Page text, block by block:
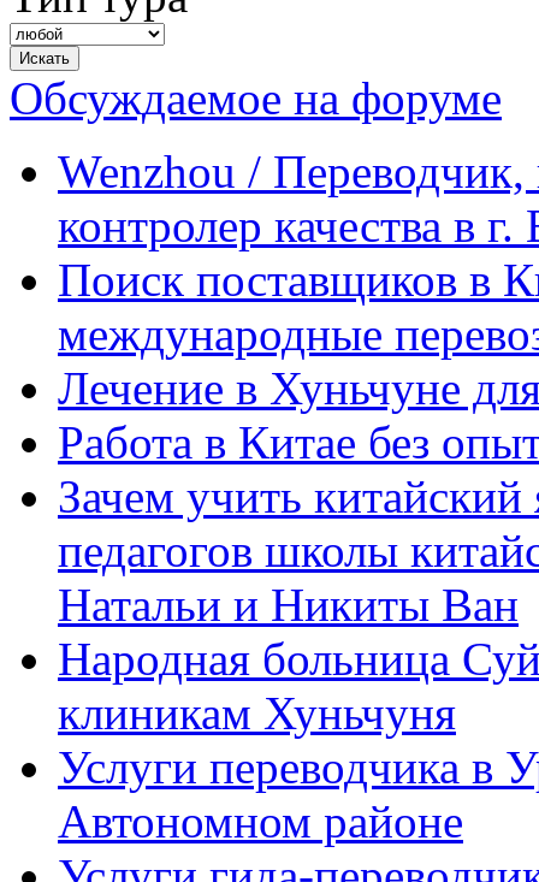
Обсуждаемое на форуме
Wenzhou / Переводчик,
контролер качества в
Поиск поставщиков в
международные
Лечение в Хуньчуне
Работа в Китае без
Зачем учить
педагогов школы
Натальи и Никиты Ван
Народная больница
клиникам Хуньчуня
Услуги переводчика в
Автономном районе